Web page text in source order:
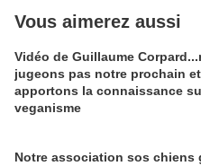
Vous aimerez aussi
Vidéo de Guillaume
jugeons pas notre prochain et
apportons la connaissance
veganisme
Notre association sos chiens